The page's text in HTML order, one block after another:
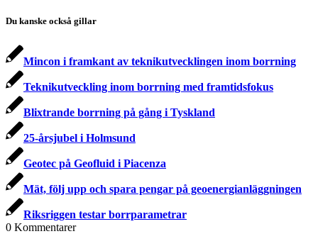
Du kanske också gillar
Mincon i framkant av teknikutvecklingen inom borrning
Teknikutveckling inom borrning med framtidsfokus
Blixtrande borrning på gång i Tyskland
25-årsjubel i Holmsund
Geotec på Geofluid i Piacenza
Mät, följ upp och spara pengar på geoenergianläggningen
Riksriggen testar borrparametrar
0 Kommentarer